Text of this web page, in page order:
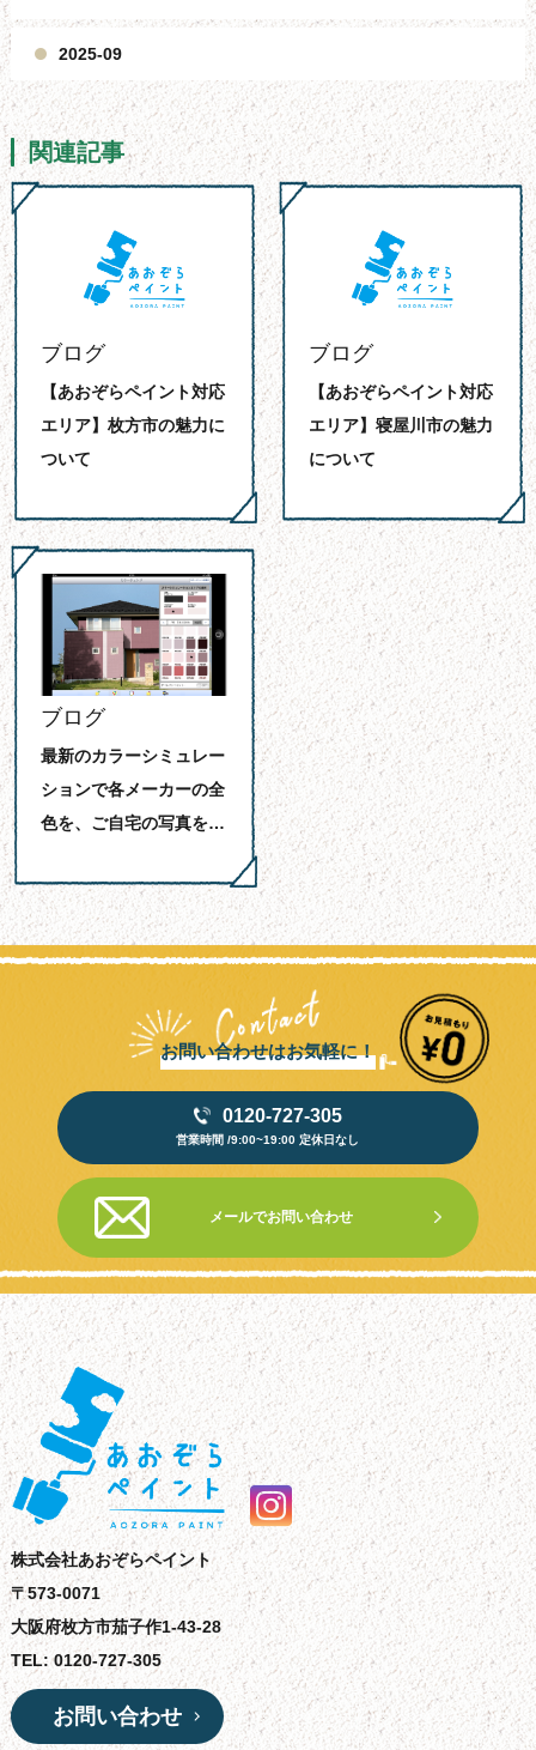
2025-09
関連記事
ブログ
【あおぞらペイント対応
エリア】枚方市の魅力に
ついて
ブログ
【あおぞらペイント対応
エリア】寝屋川市の魅力
について
ブログ
最新のカラーシミュレー
ションで各メーカーの全
色を、ご自宅の写真を…
お問い合わせはお気軽に！
0120-727-305
営業時間 /9:00~19:00 定休日なし
メールでお問い合わせ
株式会社あおぞらペイント
〒573-0071
大阪府枚方市茄子作1-43-28
TEL: 0120-727-305
お問い合わせ